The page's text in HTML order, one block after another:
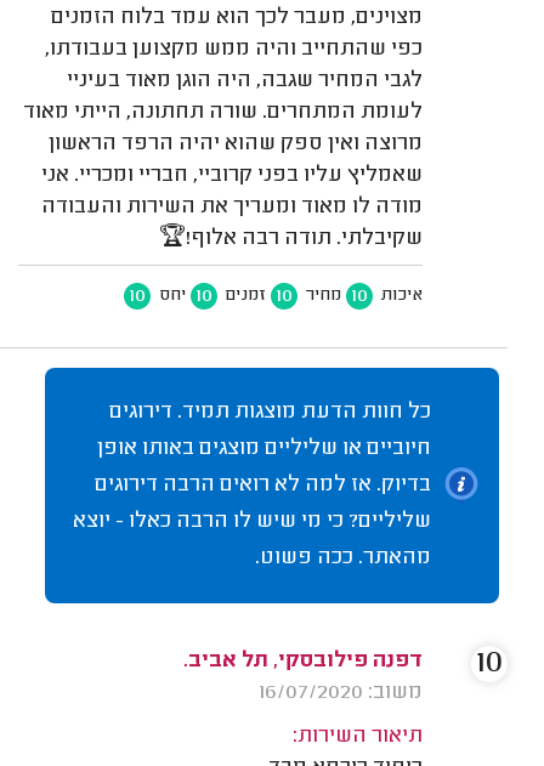
מצוינים, מעבר לכך הוא עמד בלוח הזמנים
כפי שהתחייב והיה ממש מקצוען בעבודתו,
לגבי המחיר שגבה, היה הוגן מאוד בעיניי
לעומת המתחרים. שורה תחתונה, הייתי מאוד
מרוצה ואין ספק שהוא יהיה הרפד הראשון
שאמליץ עליו בפני קרוביי, חבריי ומכריי. אני
מודה לו מאוד ומעריך את השירות והעבודה
שקיבלתי. תודה רבה אלוף!🏆
איכות 10 מחיר 10 זמנים 10 יחס 10
כל חוות הדעת מוצגות תמיד. דירוגים
חיוביים או שליליים מוצגים באותו אופן
בדיוק. אז למה לא רואים הרבה דירוגים
שליליים? כי מי שיש לו הרבה כאלו - יוצא
מהאתר. ככה פשוט.
דפנה פילובסקי, תל אביב.
משוב: 16/07/2020
תיאור השירות:
10